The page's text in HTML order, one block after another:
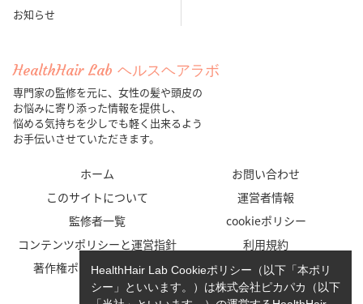
お知らせ
HealthHair Lab ヘルスヘアラボ
専門家の監修を元に、女性の髪や頭皮の
お悩みに寄り添った情報を提供し、
悩める気持ちを少しでも軽く出来るよう
お手伝いさせていただきます。
ホーム
お問い合わせ
このサイトについて
運営者情報
監修者一覧
cookieポリシー
コンテンツポリシーと運営指針
利用規約
著作権ポリシー/免責事項
プライバシーポリシー
HealthHair Lab Cookieポリシー（以下「本ポリ
シー」といいます。）は株式会社ピカパカ（以下